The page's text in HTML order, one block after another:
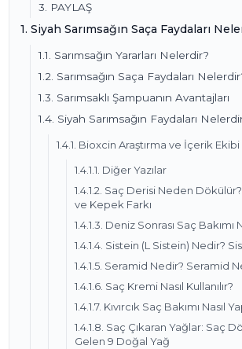
3. PAYLAŞ
1. Siyah Sarımsağın Saça Faydaları
1.1. Sarımsağın Yararları Nelerdir?
1.2. Sarımsağın Saça Faydaları
1.3. Sarımsaklı Şampuanın Avantajları
1.4. Siyah Sarımsağın Faydaları
1.4.1. Bioxcin Araştırma ve İçerik Ekibi
1.4.1.1. Diğer Yazılar
1.4.1.2. Saç Derisi Neden
ve Kepek Farkı
1.4.1.3. Deniz Sonrası Saç Bakımı
1.4.1.4. Sistein (L Sistein) Nedir?
1.4.1.5. Seramid Nedir? Seramid
1.4.1.6. Saç Kremi Nasıl Kullanılır?
1.4.1.7. Kıvırcık Saç Bakımı Nasıl
1.4.1.8. Saç Çıkaran Yağlar: Saç
Gelen 9 Doğal Yağ